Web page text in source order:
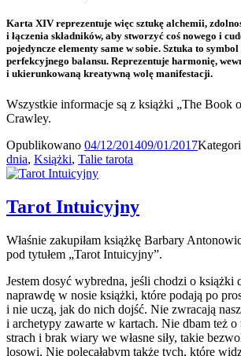
Karta XIV reprezentuje więc sztukę alchemii,
i łączenia składników, aby stworzyć coś nowego i
pojedyncze elementy same w sobie. Sztuka to
perfekcyjnego balansu. Reprezentuje harmonię,
i ukierunkowaną kreatywną wolę manifestacji.
Wszystkie informacje są z książki „The Book
Crawley.
Opublikowano 04/12/201409/01/2017
dnia, Książki, Talie tarota
Tarot Intuicyjny
Właśnie zakupiłam książkę Barbary
pod tytułem „Tarot Intuicyjny”.
Jestem dosyć wybredna, jeśli chodzi o książki
naprawdę w nosie książki, które podają po
i nie uczą, jak do nich dojść. Nie zwracają
i archetypy zawarte w kartach. Nie dbam też o
strach i brak wiary we własne siły, takie
losowi. Nie polecałabym także tych, które